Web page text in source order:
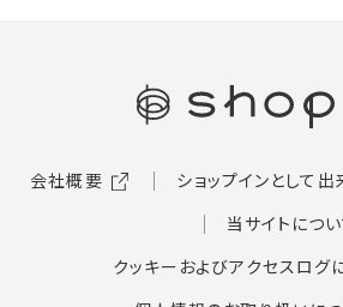
会社概要 ショップインとして出
当サイトにつ
クッキーおよびアクセスログ